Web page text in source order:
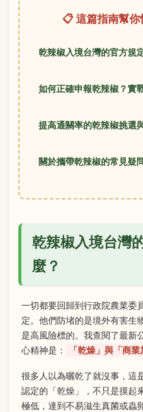
📋 這篇指南幫
乾辣椒入境台灣的官方規
如何正確申報乾辣椒？實
提高通關率的乾辣椒挑選
關於攜帶乾辣椒的常見疑
乾辣椒入境台灣
麼？
一切都要回歸到行政院農業委
定。他們防堵的是境外有害生
是高風險標的。我查閱了最新
心精神是：
「乾燥」與「商業
很多人以為曬乾了就沒事，這
認定的「乾燥」，不只是摸起
極低，達到不易滋生真菌或蟲